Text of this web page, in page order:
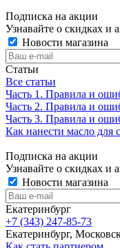
Подписка на акции
Узнавайте о скидках и
Новости магазина
Статьи
Все статьи
Часть 1. Правила и
Часть 2. Правила и
Часть 3. Правила и
Как нанести масло для
Подписка на акции
Узнавайте о скидках и
Новости магазина
Екатеринбург
+7 (343) 247-85-73
Екатеринбург,